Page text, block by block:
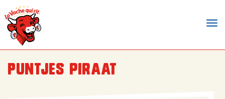
Puntjes piraat